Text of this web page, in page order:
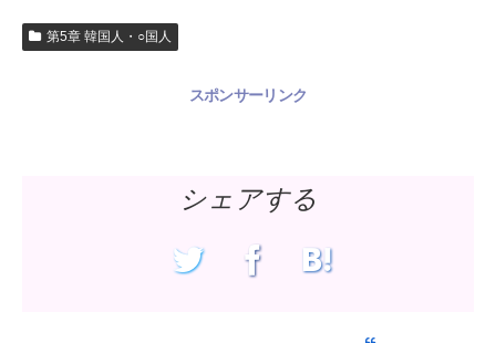
第5章 韓国人・○国人
スポンサーリンク
シェアする